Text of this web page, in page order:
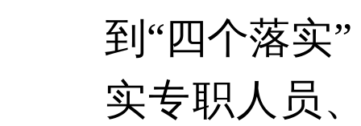
到“四个落实
实专职人员